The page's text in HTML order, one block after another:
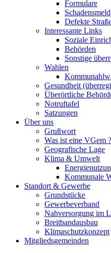
Formulare
Defekte
Interessante Links
Soziale
Behörden
Sonstige
Wahlen
Gesundheit
Überörtliche
Notruftafel
Satzungen
Über uns
Grußwort
Was ist eine VGem ?
Geografische Lage
Klima & Umwelt
Kommunale
Standort & Gewerbe
Grundstücke
Gewerbeverband
Nahversorgung im
Breitbandausbau
Klimaschutzkonzept
Mitgliedsgemeinden